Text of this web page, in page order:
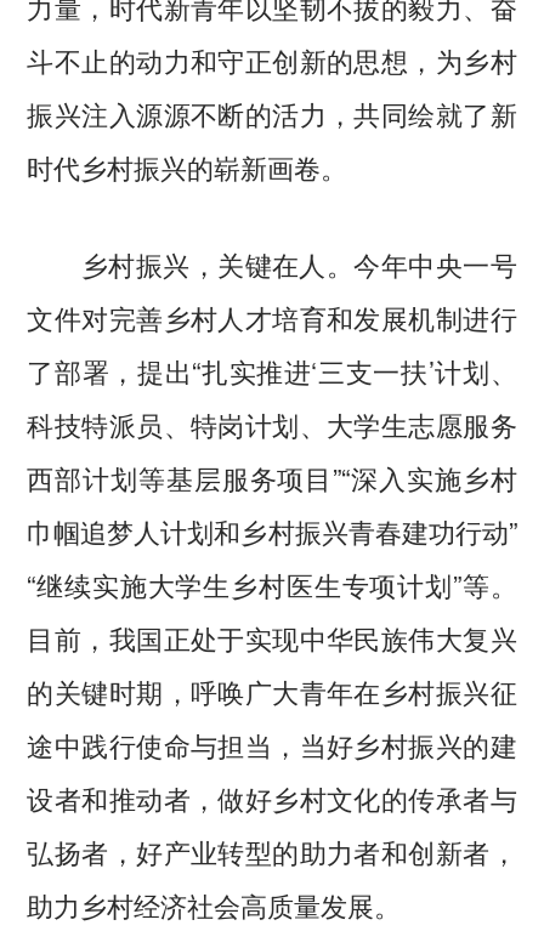
斗不止的动力和守正创新的思想，为乡村
振兴注入源源不断的活力，共同绘就了新
时代乡村振兴的崭新画卷。
乡村振兴，关键在人。今年中央一号
文件对完善乡村人才培育和发展机制进行
了部署，提出“扎实推进‘三支一扶’计划、
科技特派员、特岗计划、大学生志愿服务
西部计划等基层服务项目”“深入实施乡村
巾帼追梦人计划和乡村振兴青春建功行动”
“继续实施大学生乡村医生专项计划”等。
目前，我国正处于实现中华民族伟大复兴
的关键时期，呼唤广大青年在乡村振兴征
途中践行使命与担当，当好乡村振兴的建
设者和推动者，做好乡村文化的传承者与
弘扬者，好产业转型的助力者和创新者，
助力乡村经济社会高质量发展。